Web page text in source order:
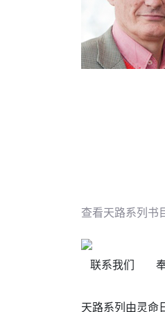
查看天路系列书
联系我们
天路系列由灵命